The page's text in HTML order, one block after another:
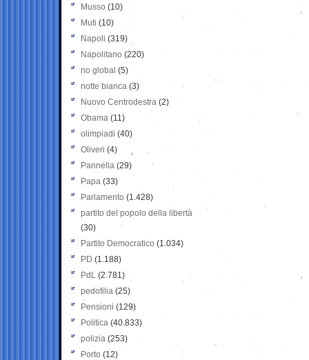
Musso (10)
Muti (10)
Napoli (319)
Napolitano (220)
no global (5)
notte bianca (3)
Nuovo Centrodestra (2)
Obama (11)
olimpiadi (40)
Oliveri (4)
Pannella (29)
Papa (33)
Parlamento (1.428)
partito del popolo della libertà
(30)
Partito Democratico (1.034)
PD (1.188)
PdL (2.781)
pedofilia (25)
Pensioni (129)
Politica (40.833)
polizia (253)
Porto (12)